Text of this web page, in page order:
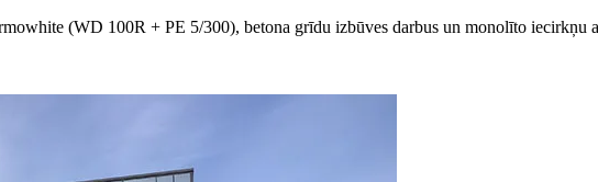
(WD 100R + PE 5/300), betona grīdu izbūves darbus un monolīto